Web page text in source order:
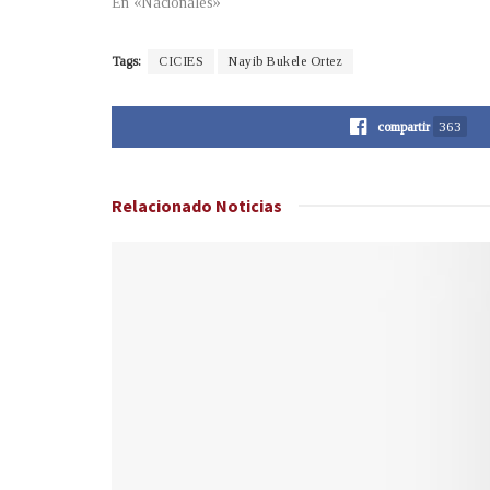
Tags: CICIES Nayib Bukele Ortez
compartir 363
Relacionado Noticias